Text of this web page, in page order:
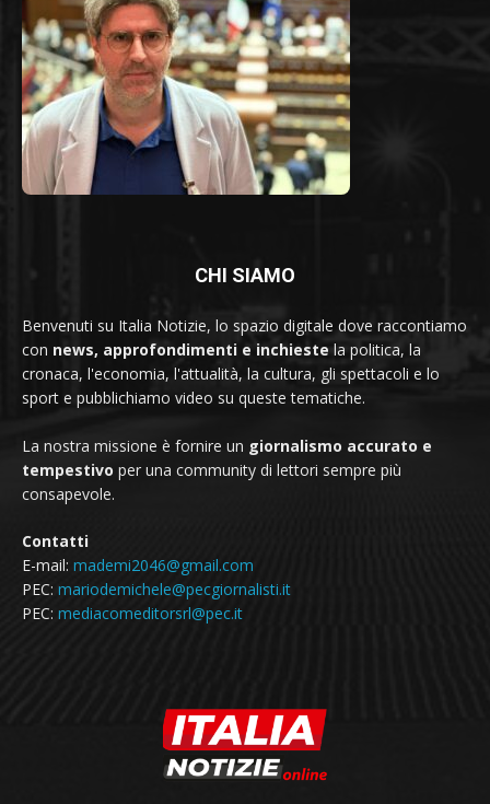
CHI SIAMO
Benvenuti su Italia Notizie, lo spazio digitale dove raccontiamo
con news, approfondimenti e inchieste la politica, la
cronaca, l'economia, l'attualità, la cultura, gli spettacoli e lo
sport e pubblichiamo video su queste tematiche.
La nostra missione è fornire un giornalismo accurato e
tempestivo per una community di lettori sempre più
consapevole.
Contatti
E-mail: mademi2046@gmail.com
PEC: mariodemichele@pecgiornalisti.it
PEC: mediacomeditorsrl@pec.it